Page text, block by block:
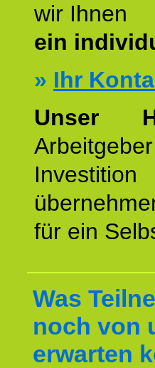
wir Ihnen
ein
» Ihr
Unser
für ein
Was
noch von
erwarten